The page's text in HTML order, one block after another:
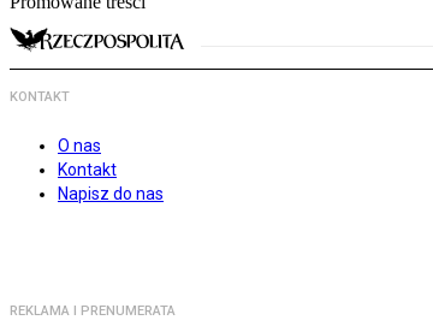
KONTAKT
O nas
Kontakt
Napisz do nas
REKLAMA I PRENUMERATA